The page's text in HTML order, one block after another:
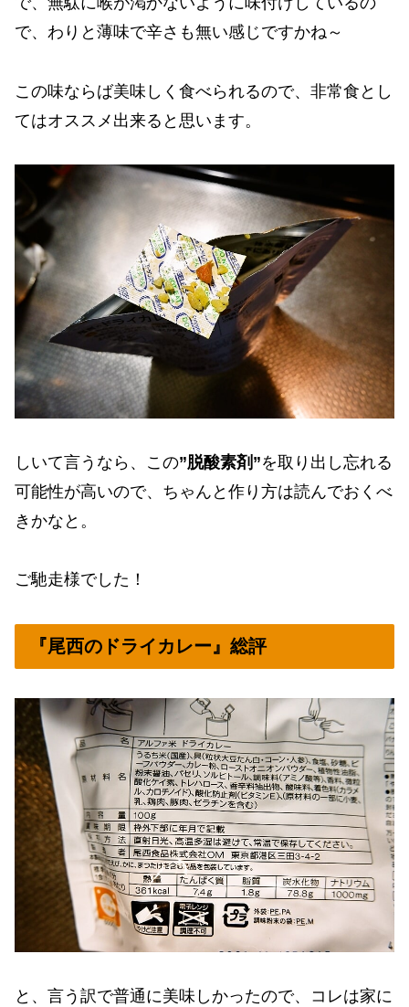
で、わりと薄味で辛さも無い感じですかね～
この味ならば美味しく食べられるので、非常食とし
てはオススメ出来ると思います。
しいて言うなら、この”脱酸素剤”を取り出し忘れる
可能性が高いので、ちゃんと作り方は読んでおくべ
きかなと。
ご馳走様でした！
『尾西のドライカレー』総評
と、言う訳で普通に美味しかったので、コレは家に